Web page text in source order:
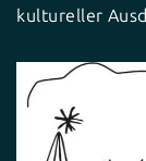
kultureller